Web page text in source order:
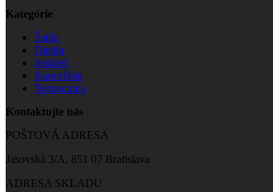
Kategórie
Šatňa
Dielňa
Jedáleň
Kancelária
Nemocnica
Kontaktujte nás
POŠTOVÁ ADRESA
Jasovská 3/A, 851 07 Bratislava
ADRESA SKLADU